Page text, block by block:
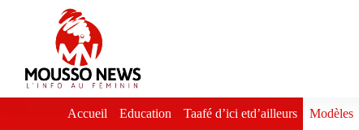
Accueil Education Taafé d’ici etd’ailleurs Modèles